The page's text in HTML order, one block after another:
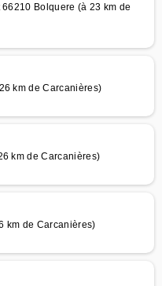
Bolquere (à 23 km de
km de Carcanières)
km de Carcanières)
km de Carcanières)